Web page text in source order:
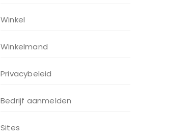
Winkel
Winkelmand
Privacybeleid
Bedrijf aanmelden
Sites